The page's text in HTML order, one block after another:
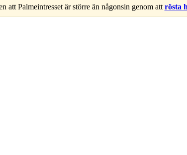
att Palmeintresset är större än någonsin genom att rösta